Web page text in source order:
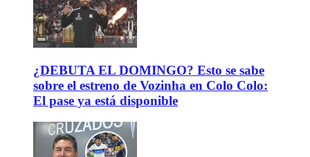
¿DEBUTA EL DOMINGO? Esto se sabe
sobre el estreno de Vozinha en Colo Colo:
El pase ya está disponible